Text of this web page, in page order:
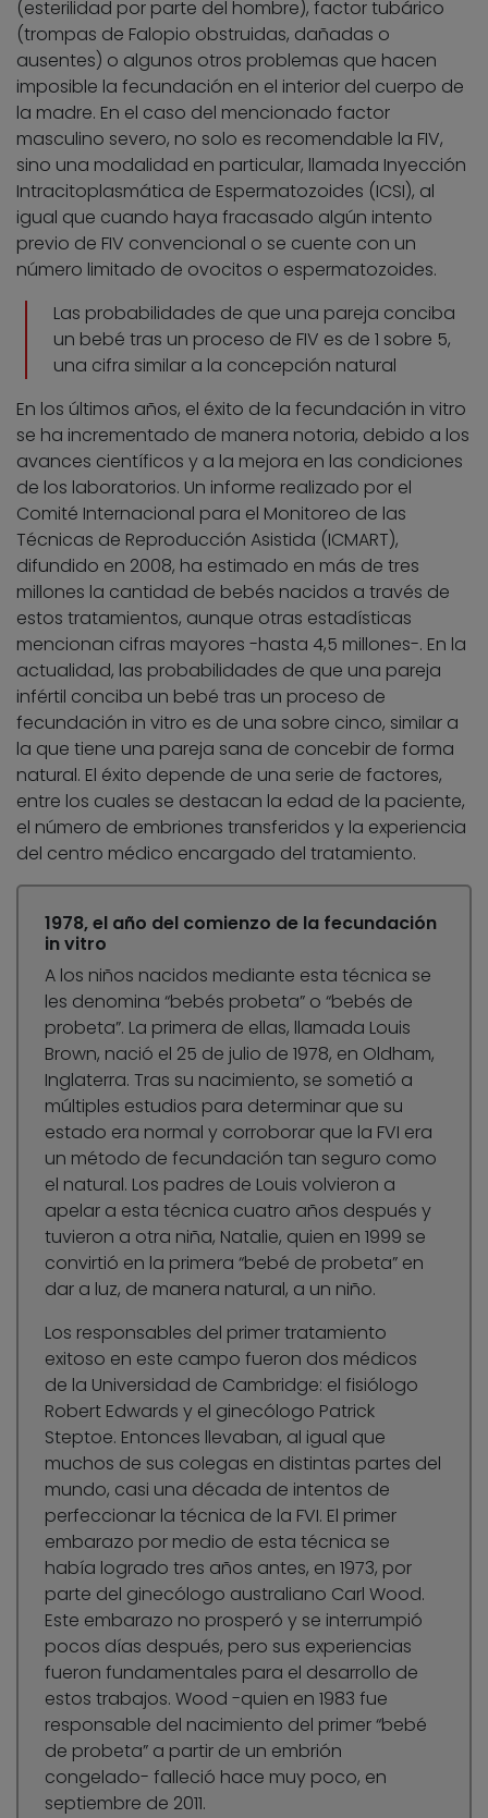
(esterilidad por parte del hombre), factor tubárico
(trompas de Falopio obstruidas, dañadas o
ausentes) o algunos otros problemas que hacen
imposible la fecundación en el interior del cuerpo de
la madre. En el caso del mencionado factor
masculino severo, no solo es recomendable la FIV,
sino una modalidad en particular, llamada Inyección
Intracitoplasmática de Espermatozoides (ICSI), al
igual que cuando haya fracasado algún intento
previo de FIV convencional o se cuente con un
número limitado de ovocitos o espermatozoides.
Las probabilidades de que una pareja conciba
un bebé tras un proceso de FIV es de 1 sobre 5,
una cifra similar a la concepción natural
En los últimos años, el éxito de la fecundación in vitro
se ha incrementado de manera notoria, debido a los
avances científicos y a la mejora en las condiciones
de los laboratorios. Un informe realizado por el
Comité Internacional para el Monitoreo de las
Técnicas de Reproducción Asistida (ICMART),
difundido en 2008, ha estimado en más de tres
millones la cantidad de bebés nacidos a través de
estos tratamientos, aunque otras estadísticas
mencionan cifras mayores -hasta 4,5 millones-. En la
actualidad, las probabilidades de que una pareja
infértil conciba un bebé tras un proceso de
fecundación in vitro es de una sobre cinco, similar a
la que tiene una pareja sana de concebir de forma
natural. El éxito depende de una serie de factores,
entre los cuales se destacan la edad de la paciente,
el número de embriones transferidos y la experiencia
del centro médico encargado del tratamiento.
1978, el año del comienzo de la fecundación
in vitro
A los niños nacidos mediante esta técnica se
les denomina “bebés probeta” o “bebés de
probeta”. La primera de ellas, llamada Louis
Brown, nació el 25 de julio de 1978, en Oldham,
Inglaterra. Tras su nacimiento, se sometió a
múltiples estudios para determinar que su
estado era normal y corroborar que la FVI era
un método de fecundación tan seguro como
el natural. Los padres de Louis volvieron a
apelar a esta técnica cuatro años después y
tuvieron a otra niña, Natalie, quien en 1999 se
convirtió en la primera “bebé de probeta” en
dar a luz, de manera natural, a un niño.
Los responsables del primer tratamiento
exitoso en este campo fueron dos médicos
de la Universidad de Cambridge: el fisiólogo
Robert Edwards y el ginecólogo Patrick
Steptoe. Entonces llevaban, al igual que
muchos de sus colegas en distintas partes del
mundo, casi una década de intentos de
perfeccionar la técnica de la FVI. El primer
embarazo por medio de esta técnica se
había logrado tres años antes, en 1973, por
parte del ginecólogo australiano Carl Wood.
Este embarazo no prosperó y se interrumpió
pocos días después, pero sus experiencias
fueron fundamentales para el desarrollo de
estos trabajos. Wood -quien en 1983 fue
responsable del nacimiento del primer “bebé
de probeta” a partir de un embrión
congelado- falleció hace muy poco, en
septiembre de 2011.